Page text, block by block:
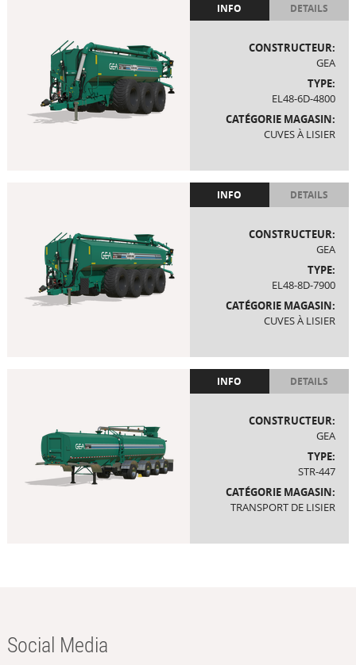
INFO DETAILS
CONSTRUCTEUR:
GEA
TYPE:
EL48-6D-4800
CATÉGORIE MAGASIN:
CUVES À LISIER
INFO DETAILS
CONSTRUCTEUR:
GEA
TYPE:
EL48-8D-7900
CATÉGORIE MAGASIN:
CUVES À LISIER
INFO DETAILS
CONSTRUCTEUR:
GEA
TYPE:
STR-447
CATÉGORIE MAGASIN:
TRANSPORT DE LISIER
Social Media